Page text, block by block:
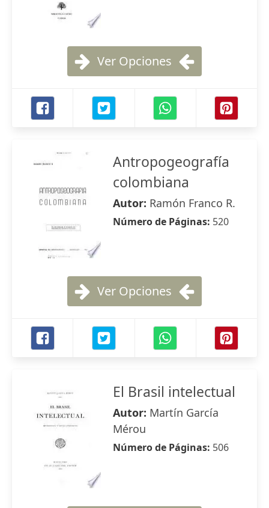
Ver Opciones
Antropogeografía
colombiana
Autor: Ramón Franco R.
Número de Páginas: 520
Ver Opciones
El Brasil intelectual
Autor: Martín García
Mérou
Número de Páginas: 506